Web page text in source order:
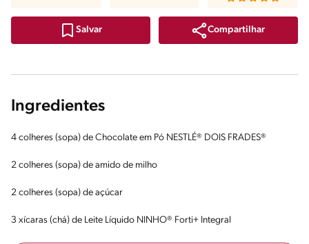
Salvar Compartilhar
Ingredientes
4 colheres (sopa) de Chocolate em Pó NESTLÉ® DOIS FRADES®
2 colheres (sopa) de amido de milho
2 colheres (sopa) de açúcar
3 xícaras (chá) de Leite Líquido NINHO® Forti+ Integral